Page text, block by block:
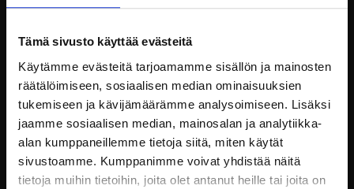
Tämä sivusto käyttää evästeitä
Käytämme evästeitä tarjoamamme sisällön ja mainosten
räätälöimiseen, sosiaalisen median ominaisuuksien
tukemiseen ja kävijämäärämme analysoimiseen. Lisäksi
jaamme sosiaalisen median, mainosalan ja analytiikka-
alan kumppaneillemme tietoja siitä, miten käytät
sivustoamme. Kumppanimme voivat yhdistää näitä
tietoja muihin tietoihin, joita olet antanut heille tai joita on